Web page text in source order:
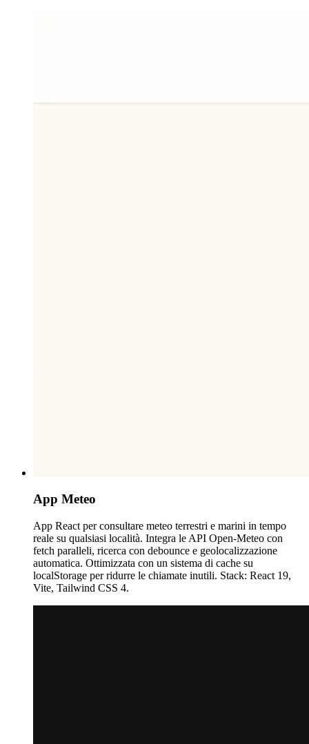
App Meteo
App React per consultare meteo terrestri e marini in tempo
reale su qualsiasi località. Integra le API Open-Meteo con
fetch paralleli, ricerca con debounce e geolocalizzazione
automatica. Ottimizzata con un sistema di cache su
localStorage per ridurre le chiamate inutili. Stack: React 19,
Vite, Tailwind CSS 4.